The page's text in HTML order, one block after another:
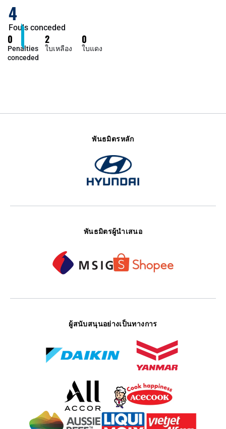
4
Fouls conceded
0
Penalties
conceded
2
ใบเหลือง
0
ใบแดง
พันธมิตรหลัก
พันธมิตรผู้นำเสนอ
ผู้สนับสนุนอย่างเป็นทางการ